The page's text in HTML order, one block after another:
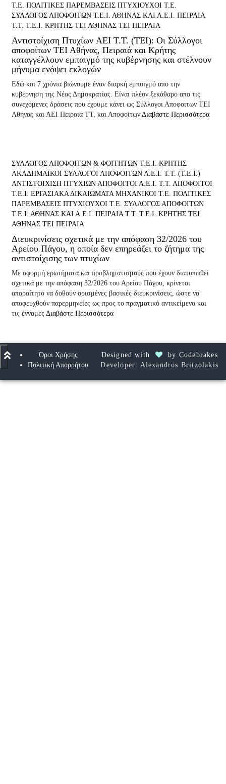
Τ.Ε. ΠΟΛΙΤΙΚΕΣ ΠΑΡΕΜΒΑΣΕΙΣ ΠΤΥΧΙΟΥΧΟΙ Τ.Ε.
ΣΥΛΛΟΓΟΣ ΑΠΟΦΟΙΤΩΝ Τ.Ε.Ι. ΑΘΗΝΑΣ ΚΑΙ Α.Ε.Ι. ΠΕΙΡΑΙΑ
Τ.Τ. Τ.Ε.Ι. ΚΡΗΤΗΣ ΤΕΙ ΑΘΗΝΑΣ ΤΕΙ ΠΕΙΡΑΙΑ
Αντιστοίχιση Πτυχίων AEI T.T. (ΤΕΙ): Οι Σύλλογοι
αποφοίτων ΤΕΙ Αθήνας, Πειραιά και Κρήτης
καταγγέλλουν εμπαιγμό της κυβέρνησης και στέλνουν
μήνυμα ενόψει εκλογών
Εδώ και 7 χρόνια βιώνουμε έναν διαρκή εμπαιγμό απο την
κυβέρνηση της Νέας Δημοκρατίας. Είναι πλέον ξεκάθαρο απο τις
συνεχόμενες δράσεις που έχουμε κάνει ως Σύλλογοι Αποφοιτων ΤΕΙ
Αθήνας και ΑΕΙ Πειραιά ΤΤ, και Αποφοίτων Διαβάστε Περισσότερα
ΣΥΛΛΟΓΟΣ ΑΠΟΦΟΙΤΩΝ & ΦΟΙΤΗΤΩΝ Τ.Ε.Ι. ΚΡΗΤΗΣ
ΑΚΑΔΗΜΑΪΚΟΙ ΣΥΛΛΟΓΟΙ ΑΠΟΦΟΙΤΩΝ Α.Ε.Ι. Τ.Τ. (Τ.Ε.Ι.)
ΑΝΤΙΣΤΟΙΧΙΣΗ ΠΤΥΧΙΩΝ ΑΠΟΦΟΙΤΟΙ Α.Ε.Ι. Τ.Τ. ΑΠΟΦΟΙΤΟΙ
Τ.Ε.Ι. ΕΡΓΑΣΙΑΚΑ ΔΙΚΑΙΩΜΑΤΑ ΜΗΧΑΝΙΚΟΙ Τ.Ε. ΠΟΛΙΤΙΚΕΣ
ΠΑΡΕΜΒΑΣΕΙΣ ΠΤΥΧΙΟΥΧΟΙ Τ.Ε. ΣΥΛΛΟΓΟΣ ΑΠΟΦΟΙΤΩΝ
Τ.Ε.Ι. ΑΘΗΝΑΣ ΚΑΙ Α.Ε.Ι. ΠΕΙΡΑΙΑ Τ.Τ. Τ.Ε.Ι. ΚΡΗΤΗΣ ΤΕΙ
ΑΘΗΝΑΣ ΤΕΙ ΠΕΙΡΑΙΑ
Διευκρινίσεις σχετικά με την απόφαση 32/2026 του
Αρείου Πάγου, η οποία δεν επηρεάζει το ζήτημα της
αντιστοίχισης των πτυχίων
Με αφορμή ερωτήματα και προβληματισμούς που έχουν διατυπωθεί
σχετικά με την απόφαση 32/2026 του Αρείου Πάγου, κρίνεται
απαραίτητο να δοθούν ορισμένες βασικές διευκρινίσεις, ώστε να
αποφευχθούν παρερμηνείες ως προς το πραγματικό αντικείμενο και
τις έννομες Διαβάστε Περισσότερα
Όροι Χρήσης
Πολιτική Απορρήτου
Designed with by Codebrakes
Developer: Alexandros Britzolakis